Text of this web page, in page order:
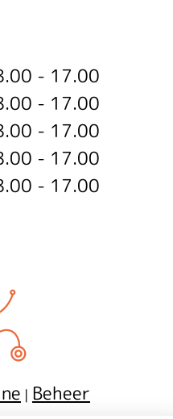
- 17.00
- 17.00
- 17.00
- 17.00
- 17.00
| Beheer